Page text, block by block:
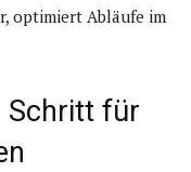
optimiert Abläufe im
Schritt für